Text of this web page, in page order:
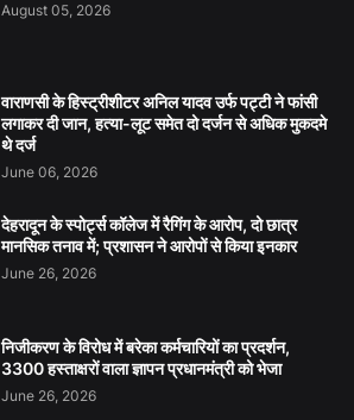
August 05, 2026
वाराणसी के हिस्ट्रीशीटर अनिल यादव उर्फ पट्टी ने फांसी
लगाकर दी जान, हत्या-लूट समेत दो दर्जन से अधिक मुकदमे
थे दर्ज
June 06, 2026
देहरादून के स्पोर्ट्स कॉलेज में रैगिंग के आरोप, दो छात्र
मानसिक तनाव में; प्रशासन ने आरोपों से किया इनकार
June 26, 2026
निजीकरण के विरोध में बरेका कर्मचारियों का प्रदर्शन,
3300 हस्ताक्षरों वाला ज्ञापन प्रधानमंत्री को भेजा
June 26, 2026